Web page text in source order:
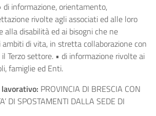
di informazione, orientamento,
rivolte agli associati ed alle loro
alla disabilità ed ai bisogni che ne
di vita, in stretta collaborazione con
Terzo settore. • di informazione rivolte ai
famiglie ed Enti.
PROVINCIA DI BRESCIA CON
DI SPOSTAMENTI DALLA SEDE DI